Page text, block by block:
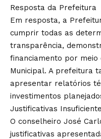
Resposta da Prefeitura
Em resposta, a
cumprir todas as
transparência,
financiamento por meio
Municipal. A prefeitura
apresentar relatórios
investimentos
Justificativas
O conselheiro José
justificativas